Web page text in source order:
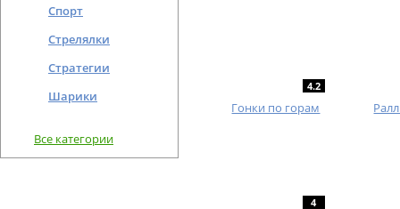
Спорт
Стрелялки
Стратегии
Шарики
Все категории
4.2
Гонки по горам
4